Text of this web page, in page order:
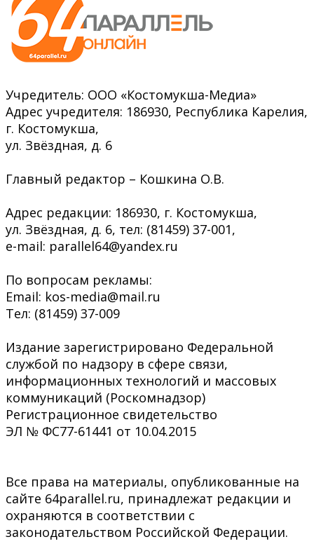
Учредитель: ООО «Костомукша-Медиа»
Адрес учредителя: 186930, Республика Карелия,
г. Костомукша,
ул. Звёздная, д. 6
Главный редактор – Кошкина О.В.
Адрес редакции: 186930, г. Костомукша,
ул. Звёздная, д. 6, тел: (81459) 37-001,
e-mail: parallel64@yandex.ru
По вопросам рекламы:
Email: kos-media@mail.ru
Тел: (81459) 37-009
Издание зарегистрировано Федеральной
службой по надзору в сфере связи,
информационных технологий и массовых
коммуникаций (Роскомнадзор)
Регистрационное свидетельство
ЭЛ № ФС77-61441 от 10.04.2015
Все права на материалы, опубликованные на
сайте 64parallel.ru, принадлежат редакции и
охраняются в соответствии с
законодательством Российской Федерации.